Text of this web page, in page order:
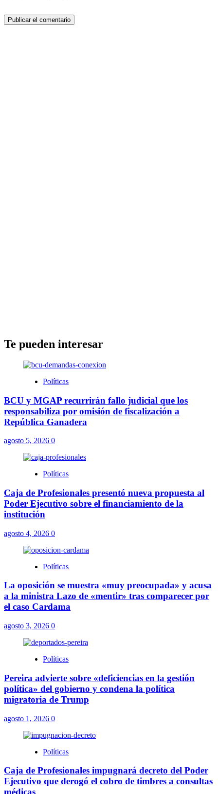
Te pueden interesar
Políticas
BCU y MGAP recurrirán fallo judicial que los
responsabiliza por omisión de fiscalización a
República Ganadera
agosto 5, 2026 0
Políticas
Caja de Profesionales presentó nueva propuesta al
Poder Ejecutivo sobre el financiamiento de la
institución
agosto 4, 2026 0
Políticas
La oposición se muestra «muy preocupada» y acusa
a la ministra Lazo de «mentir» tras comparecer por
el caso Cardama
agosto 3, 2026 0
Políticas
Pereira advierte sobre «deficiencias en la gestión
política» del gobierno y condena la política
migratoria de Trump
agosto 1, 2026 0
Políticas
Caja de Profesionales impugnará decreto del Poder
Ejecutivo que derogó el cobro de timbres a consultas